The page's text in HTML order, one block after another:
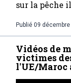
sur la pêche
Publié 09 décembre
Vidéos de
victimes
l'UE/Maroc